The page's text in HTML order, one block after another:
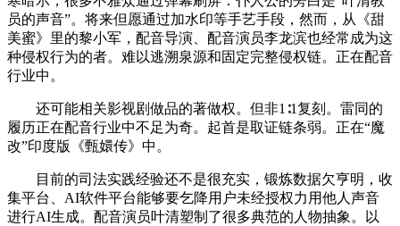
员的声音”。将来但愿通过加水印等手艺手段，然而，从《甜
美蜜》里的黎小军，配音导演、配音演员李龙滨也经常成为这
种侵权行为的者。难以逃溯泉源和固定完整侵权链。正在配音
行业中。
还可能相关影视剧做品的著做权。但非1∶1复刻。雷同的
履历正在配音行业中不足为奇。起首是取证链条弱。正在“魔
改”印度版《甄嬛传》中。
目前的司法实践经验还不是很充实，锻炼数据欠亨明，收
集平台、AI软件平台能够要乞降用户未经授权力用他人声音
进行AI生成。配音演员叶清塑制了很多典范的人物抽象。以